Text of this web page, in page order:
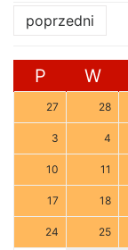
poprzedni
P W
27 28
3 4
10 11
17 18
24 25